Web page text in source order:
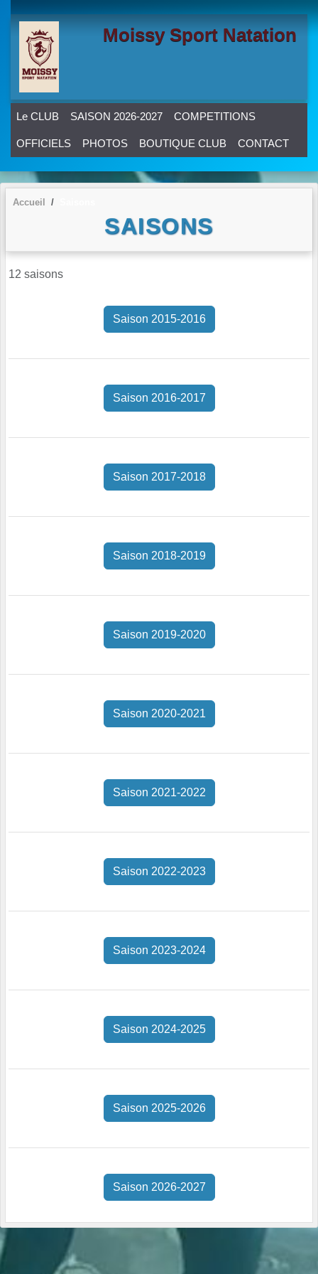
Moissy Sport Natation
Le CLUB SAISON 2026-2027 COMPETITIONS
OFFICIELS PHOTOS BOUTIQUE CLUB CONTACT
Accueil
SAISONS
12 saisons
Saison 2015-2016
Saison 2016-2017
Saison 2017-2018
Saison 2018-2019
Saison 2019-2020
Saison 2020-2021
Saison 2021-2022
Saison 2022-2023
Saison 2023-2024
Saison 2024-2025
Saison 2025-2026
Saison 2026-2027